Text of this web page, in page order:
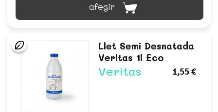
afegir
Llet Semi Desnatada
Veritas 1l Eco
Veritas 1,55 €